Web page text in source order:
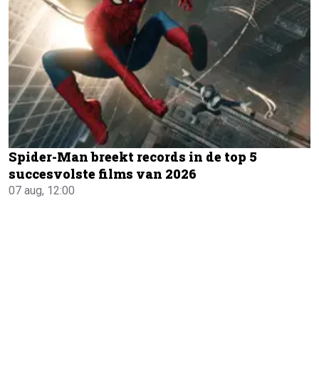
Spider-Man breekt records in de top 5
succesvolste films van 2026
07 aug, 12:00